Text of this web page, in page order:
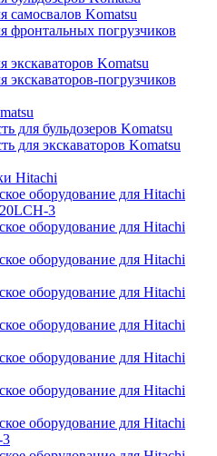
самосвалов Komatsu
фронтальных погрузчиков
экскаваторов Komatsu
экскаваторов-погрузчиков
для бульдозеров Komatsu
для экскаваторов Komatsu
Hitachi
оборудование для Hitachi
3
оборудование для Hitachi
оборудование для Hitachi
оборудование для Hitachi
оборудование для Hitachi
оборудование для Hitachi
оборудование для Hitachi
оборудование для Hitachi